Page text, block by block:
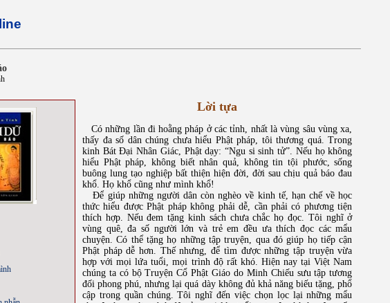
Lời tựa
Có những lần đi hoằng pháp ở các tỉnh, nhất là vùng sâu vùng xa,
thấy đa số dân chúng chưa hiểu Phật pháp, tôi thương quá. Trong
kinh Bát Đại Nhân Giác, Phật dạy: “Ngu si sinh tử”. Nếu họ không
hiểu Phật pháp, không biết nhân quả, không tin tội phước, sống
buông lung tạo nghiệp bất thiện hiện đời, đời sau chịu quả báo đau
khổ. Họ khổ cũng như mình khổ!
Để giúp những người dân còn nghèo về kinh tế, hạn chế về học
thức hiểu được Phật pháp không phải dễ, cần phải có phương tiện
thích hợp. Nếu đem tặng kinh sách chưa chắc họ đọc. Tôi nghĩ ở
vùng quê, đa số người lớn và trẻ em đều ưa thích đọc các mẩu
chuyện. Có thể tặng họ những tập truyện, qua đó giúp họ tiếp cận
Phật pháp dễ hơn. Thế nhưng, để tìm được những tập truyện vừa
hợp với mọi lứa tuổi, mọi trình độ rất khó. Hiện nay tại Việt Nam
chúng ta có bộ Truyện Cổ Phật Giáo do Minh Chiếu sưu tập tương
đối phong phú, nhưng lại quá dày không đủ khả năng biếu tặng, phổ
cập trong quần chúng. Tôi nghĩ đến việc chọn lọc lại những mẩu